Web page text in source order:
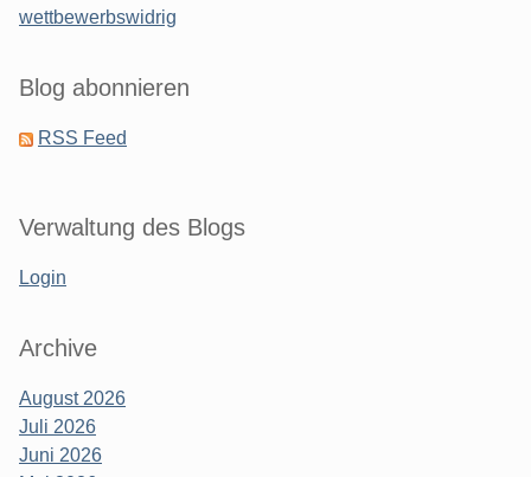
wettbewerbswidrig
Blog abonnieren
RSS Feed
Verwaltung des Blogs
Login
Archive
August 2026
Juli 2026
Juni 2026